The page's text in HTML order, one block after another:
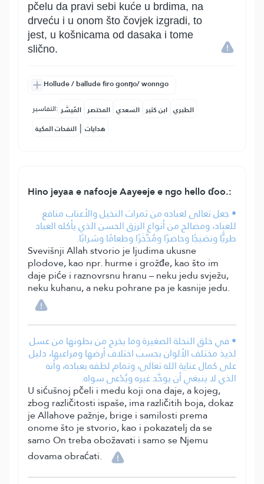
pčelu da pravi sebi kuće u brdima, na
drveću i u onom što čovjek izgradi, to
jest, u košnicama od dasaka i tome
slično.
Hollude / ballude firo gonŋo/ wonngo
التفاسير: المُيسَّر المختصر السعدي ابن كثير الطبري
النفحات المكية | هدايات
Hino jeyaa e nafooje Aayeeje e ngo hello ɗoo.:
• جعل تعالى لعباده من ثمرات النخيل والأعناب منافع
للعباد، ومصالح من أنواع الرزق الحسن الذي يأكله العباد
طريًّا ونضيجًا وحاضرًا ومُدَّخَرًا وطعامًا وشرابًا.
Svevišnji Allah stvorio je ljudima ukusne
plodove, kao npr. hurme i grožđe, kao što im
daje piće i raznovrsnu hranu – neku jedu svježu,
neku kuhanu, a neku pohrane pa je kasnije jedu.
• في خلق النحلة الصغيرة وما يخرج من بطونها من عسل
لذيذ مختلف الألوان بحسب اختلاف أرضها ومراعيها، دليل
على كمال عناية الله تعالى، وتمام لطفه بعباده، وأنه
الذي لا ينبغي أن يوحَّد غيره ويُدْعى سواه.
U sićušnoj pčeli i medu koji ona daje, a kojeg,
zbog različitosti ispaše, ima različitih boja, dokaz
je Allahove pažnje, brige i samilosti prema
onome što je stvorio, kao i pokazatelj da se
samo On treba obožavati i samo se Njemu
dovama obraćati.